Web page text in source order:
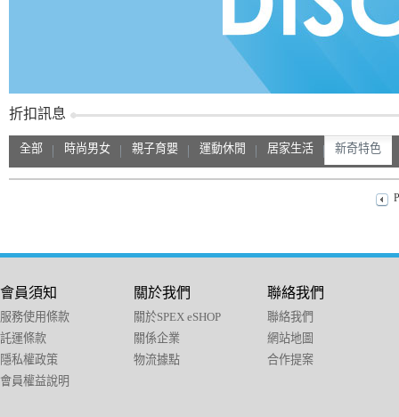
折扣訊息
全部 時尚男女 親子育嬰 運動休閒 居家生活 新奇特色
會員須知
服務使用條款
託運條款
隱私權政策
會員權益說明
關於我們
關於SPEX eSHOP
關係企業
物流據點
聯絡我們
聯絡我們
網站地圖
合作提案